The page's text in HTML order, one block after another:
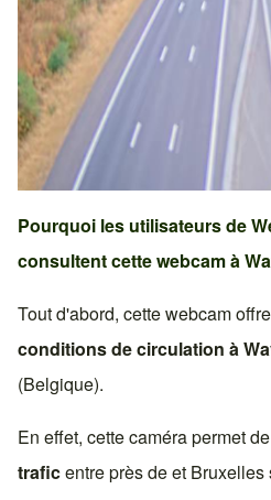
Pourquoi les utilisateurs de
consultent cette webcam à
Tout d'abord, cette webcam
conditions de circulation à
(Belgique).
En effet, cette caméra permet
traficentre près de et Bruxelles